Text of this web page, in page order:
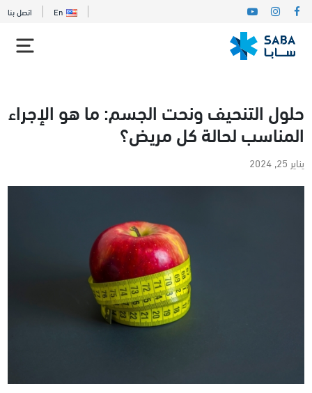
En اتصل بنا
حلول التنحيف ونحت الجسم: ما هو الإجراء
المناسب لحالة كل مريض؟
يناير 25, 2024